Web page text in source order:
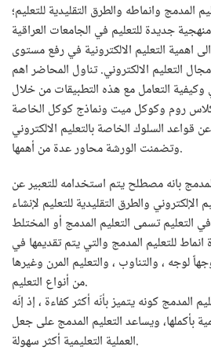
المدمج وانماطه والطرق التقليدية للتعليم؛
اهمية التعليم الالكترونية في رفع مستوى
التعليم الالكتروني. تناول المحاضر اهم
وكيفية التعامل مع هذه التطبيقات من خلال
روم وكوكل ميت ونماذج كوكل الخاصة
وتضمنت الورشة محاور عدة من أهمها.
بانه مصطلح يتم استخدامه للتعبير عن
الإلكتروني والطرق التقليدية للتعليم لإنشاء
انماط للتعليم المدمج والتي يتم تقديمها في
لوجه ، والتناوب ، والتعليم المرن وغيرها
من أنواع التعليم.
المدمج كونه يتميز بأنّه أكثر كفاءة ، إذ إنّه
بأكملها، ويساعد التعليم المدمج على جعل
العملية التعليمية أكثر سهولة.